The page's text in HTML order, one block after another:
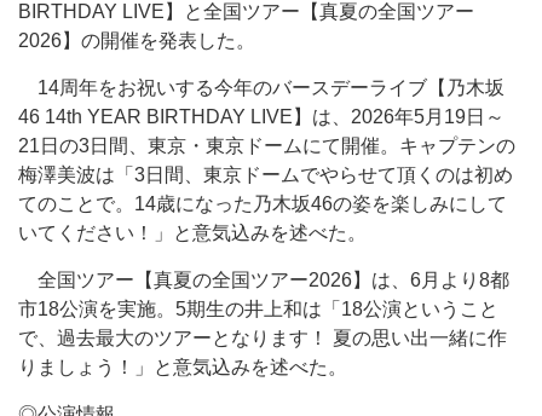
BIRTHDAY LIVE】と全国ツアー【真夏の全国ツアー
2026】の開催を発表した。
14周年をお祝いする今年のバースデーライブ【乃木坂
46 14th YEAR BIRTHDAY LIVE】は、2026年5月19日～
21日の3日間、東京・東京ドームにて開催。キャプテンの
梅澤美波は「3日間、東京ドームでやらせて頂くのは初め
てのことで。14歳になった乃木坂46の姿を楽しみにして
いてください！」と意気込みを述べた。
全国ツアー【真夏の全国ツアー2026】は、6月より8都
市18公演を実施。5期生の井上和は「18公演ということ
で、過去最大のツアーとなります！ 夏の思い出一緒に作
りましょう！」と意気込みを述べた。